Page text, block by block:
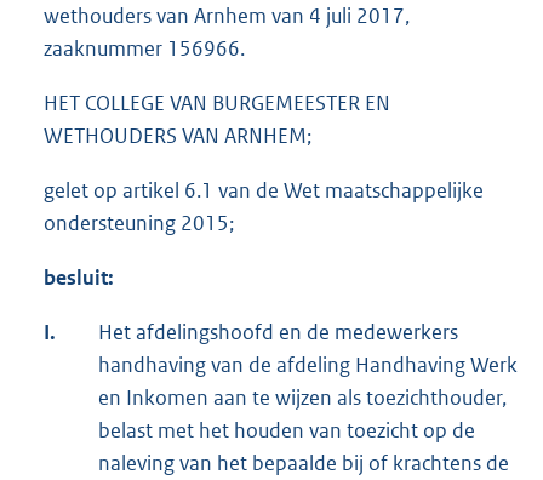
wethouders van Arnhem van 4 juli 2017,
zaaknummer 156966.
HET COLLEGE VAN BURGEMEESTER EN
WETHOUDERS VAN ARNHEM;
gelet op artikel 6.1 van de Wet maatschappelijke
ondersteuning 2015;
besluit:
I.
Het afdelingshoofd en de medewerkers
handhaving van de afdeling Handhaving Werk
en Inkomen aan te wijzen als toezichthouder,
belast met het houden van toezicht op de
naleving van het bepaalde bij of krachtens de